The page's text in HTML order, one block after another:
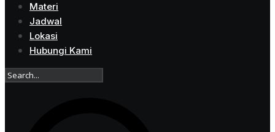
Materi
Jadwal
Lokasi
Hubungi Kami